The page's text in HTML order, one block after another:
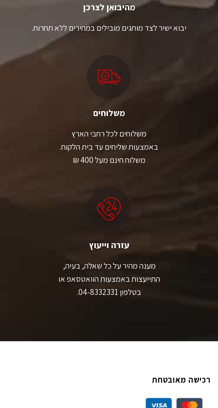
מהיבואן לצרכן
יבוא ישיר לצד מותגים מובילים במחירים ללא תחרות.
משלוחים
משלוחים לכל רחבי הארץ
באמצעות שליחים עד בית הלקוח.
משלוח חינם מעל 400 ₪
עזרה וייעוץ
מענה מהיר על כל שאלה, בעיה,
התייעצות באמצעות הוואטסאפ או
בטלפון 04-8332331.
רכישה מאובטחת